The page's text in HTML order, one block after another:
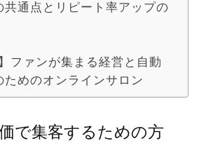
共通点とリピート率アップの
ファンが集まる経営と自動
ためのオンラインサロン
で集客するための方